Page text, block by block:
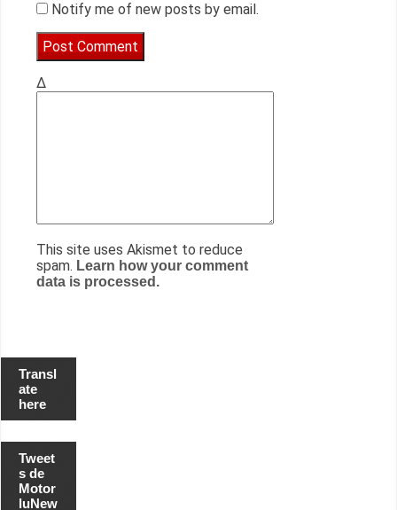
Notify me of new posts by email.
Δ
This site uses Akismet to reduce
spam. Learn how your comment
data is processed.
Transl
ate
here
Tweet
s de
Motor
luNew